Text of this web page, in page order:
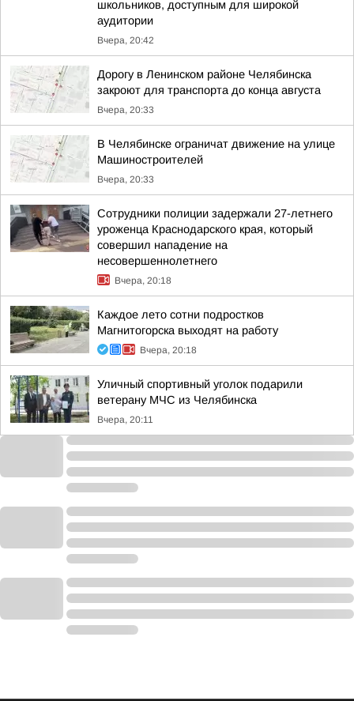
школьников, доступным для широкой
аудитории
Вчера, 20:42
Дорогу в Ленинском районе Челябинска
закроют для транспорта до конца августа
Вчера, 20:33
В Челябинске ограничат движение на улице
Машиностроителей
Вчера, 20:33
Сотрудники полиции задержали 27-летнего
уроженца Краснодарского края, который
совершил нападение на
несовершеннолетнего
Вчера, 20:18
Каждое лето сотни подростков
Магнитогорска выходят на работу
Вчера, 20:18
Уличный спортивный уголок подарили
ветерану МЧС из Челябинска
Вчера, 20:11